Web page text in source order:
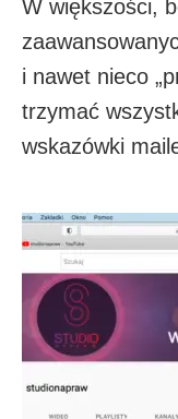
W większości,
i nawet nieco
trzymać
wskazówki